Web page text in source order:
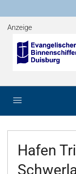
Anzeige
Hafen